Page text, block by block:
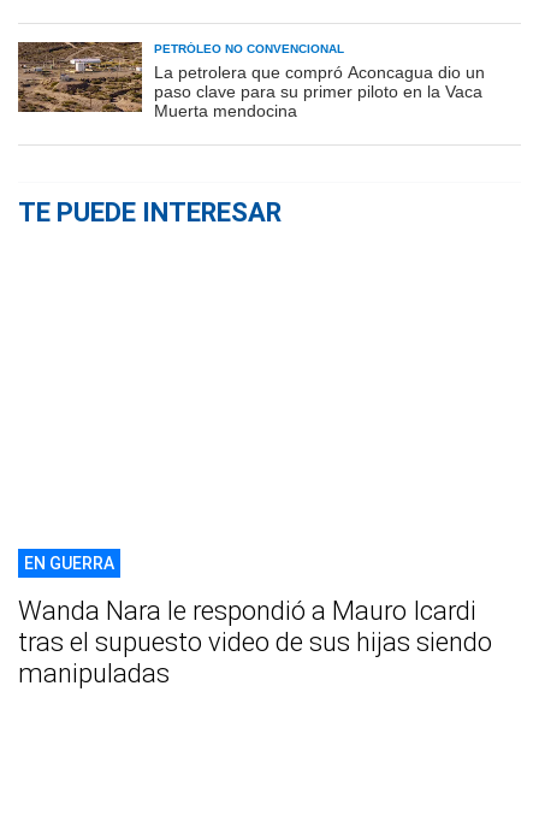
PETRÓLEO NO CONVENCIONAL
La petrolera que compró Aconcagua dio un
paso clave para su primer piloto en la Vaca
Muerta mendocina
TE PUEDE INTERESAR
EN GUERRA
Wanda Nara le respondió a Mauro Icardi
tras el supuesto video de sus hijas siendo
manipuladas